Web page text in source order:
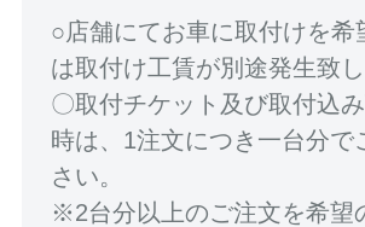
○店舗にてお車に取付けを希
は取付け工賃が別途発生致し
〇取付チケット及び取付込
時は、1注文につき一台分で
さい。
※2台分以上のご注文を希望